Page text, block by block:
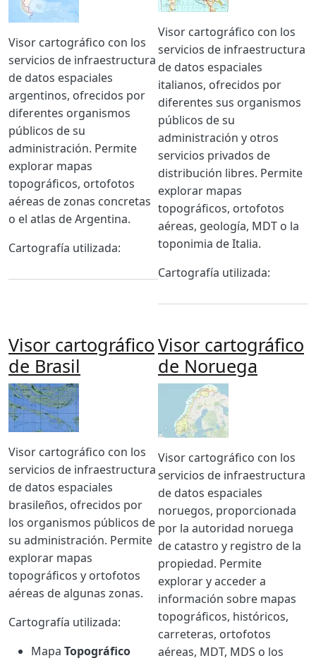
Body
Visor cartográfico con los
servicios de infraestructura
de datos espaciales
argentinos, ofrecidos por
diferentes organismos
públicos de su
administración. Permite
explorar mapas
topográficos, ortofotos
aéreas de zonas concretas
o el atlas de Argentina.
Cartografía utilizada:
Body
Visor cartográfico con los
servicios de infraestructura
de datos espaciales
italianos, ofrecidos por
diferentes sus organismos
públicos de su
administración y otros
servicios privados de
distribución libres. Permite
explorar mapas
topográficos, ortofotos
aéreas, geología, MDT o la
toponimia de Italia.
Cartografía utilizada:
Visor cartográfico
de Brasil
Imagen
Body
Visor cartográfico con los
servicios de infraestructura
de datos espaciales
brasileños, ofrecidos por
los organismos públicos de
su administración. Permite
explorar mapas
topográficos y ortofotos
aéreas de algunas zonas.
Cartografía utilizada:
Mapa Topográfico
Visor cartográfico
de Noruega
Imagen
Body
Visor cartográfico con los
servicios de infraestructura
de datos espaciales
noruegos, proporcionada
por la autoridad noruega
de catastro y registro de la
propiedad. Permite
explorar y acceder a
información sobre mapas
topográficos, históricos,
carreteras, ortofotos
aéreas, MDT, MDS o los